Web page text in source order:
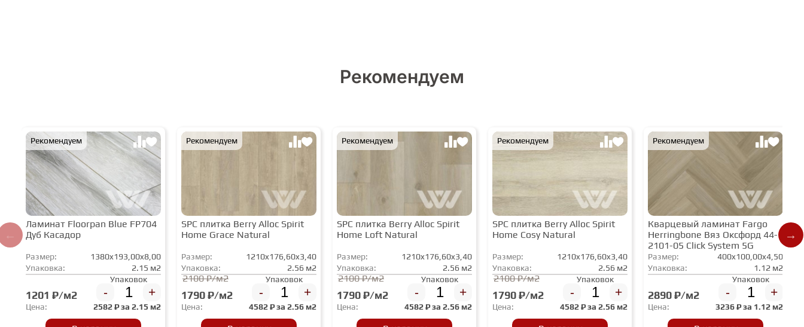
Рекомендуем
Рекомендуем
Ламинат Floorpan Blue FP704
Дуб Касадор
Размер:
1380x193,00x8,00
Упаковка:
2.15 м2
1201 ₽/м2
Упаковок
- +
Цена: 2582₽ за 2.15 м2
Рекомендуем
SPC плитка Berry Alloc Spirit
Home Grace Natural
Размер:
1210x176,60x3,40
Упаковка:
2.56 м2
2100 ₽/м2
1790 ₽/м2
Упаковок
- +
Цена: 4582₽ за 2.56 м2
Рекомендуем
SPC плитка Berry Alloc Spirit
Home Loft Natural
Размер:
1210x176,60x3,40
Упаковка:
2.56 м2
2100 ₽/м2
1790 ₽/м2
Упаковок
- +
Цена: 4582₽ за 2.56 м2
Рекомендуем
SPC плитка Berry Alloc Spirit
Home Cosy Natural
Размер:
1210x176,60x3,40
Упаковка:
2.56 м2
2100 ₽/м2
1790 ₽/м2
Упаковок
- +
Цена: 4582₽ за 2.56 м2
Рекомендуем
Кварцевый ламинат Fargo
Herringbone Вяз Оксфорд 44-
2101-05 Click System 5G
Размер:
400x100,00x4,50
Упаковка:
1.12 м2
2890 ₽/м2
Упаковок
- +
Цена: 3236₽ за 1.12 м2